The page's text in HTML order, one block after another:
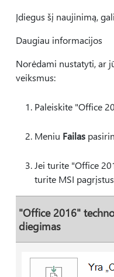
Įdiegus šį naujinimą,
Daugiau informacijos
Norėdami nustatyti, ar
veiksmus:
Paleiskite "Office
Meniu Failas
Jei turite "Office
turite MSI
"Office 2016"
diegimas